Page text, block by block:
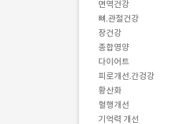
면역건강
뼈.관절건강
장건강
종합영양
다이어트
피로개선.간겅강
황산화
혈행개선
기억력 개선